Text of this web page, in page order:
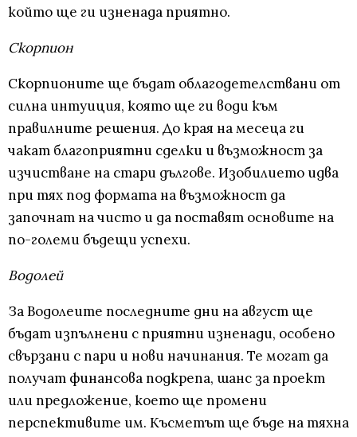
който ще ги изненада приятно.
Скорпион
Скорпионите ще бъдат облагодетелствани от
силна интуиция, която ще ги води към
правилните решения. До края на месеца ги
чакат благоприятни сделки и възможност за
изчистване на стари дългове. Изобилието идва
при тях под формата на възможност да
започнат на чисто и да поставят основите на
по-големи бъдещи успехи.
Водолей
За Водолеите последните дни на август ще
бъдат изпълнени с приятни изненади, особено
свързани с пари и нови начинания. Те могат да
получат финансова подкрепа, шанс за проект
или предложение, което ще промени
перспективите им. Късметът ще бъде на тяхна